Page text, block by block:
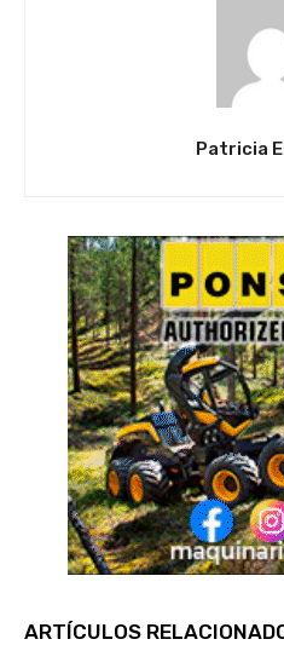
Patricia
ARTÍCULOS